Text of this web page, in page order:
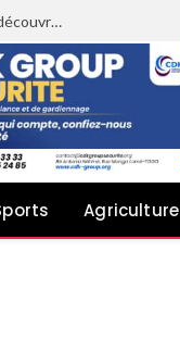
Du ministère des solidarités à la MAED : L’archevêque Italien découvre les actions sociales de la LTPE
Agriculture